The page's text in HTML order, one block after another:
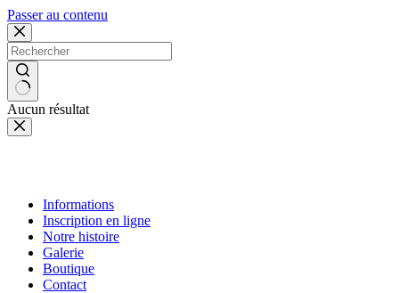
Passer au contenu
Aucun résultat
Informations
Inscription en ligne
Notre histoire
Galerie
Boutique
Contact